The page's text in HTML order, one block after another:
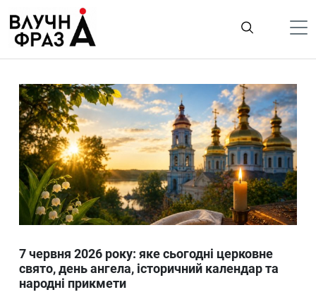
содержимому
Гроші
Життя
Лайфстайл
ТехноНаука
Людина
Ukraine
Про нас
7 червня 2026 року: яке сьогодні церковне
свято, день ангела, історичний календар та
народні прикмети